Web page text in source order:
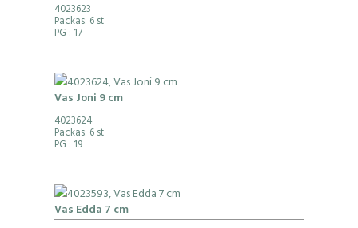
4023623
Packas: 6 st
PG : 17
Vas Joni 9 cm
4023624
Packas: 6 st
PG : 19
Vas Edda 7 cm